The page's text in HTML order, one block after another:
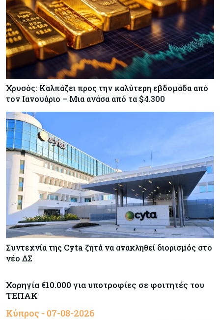
Χρυσός: Καλπάζει προς την καλύτερη εβδομάδα από
τον Ιανουάριο – Μια ανάσα από τα $4.300
Συντεχνία της Cyta ζητά να ανακληθεί διορισμός στο
νέο ΔΣ
Χορηγία €10.000 για υποτροφίες σε φοιτητές του
ΤΕΠΑΚ
Κύπρος - 07-08-2026